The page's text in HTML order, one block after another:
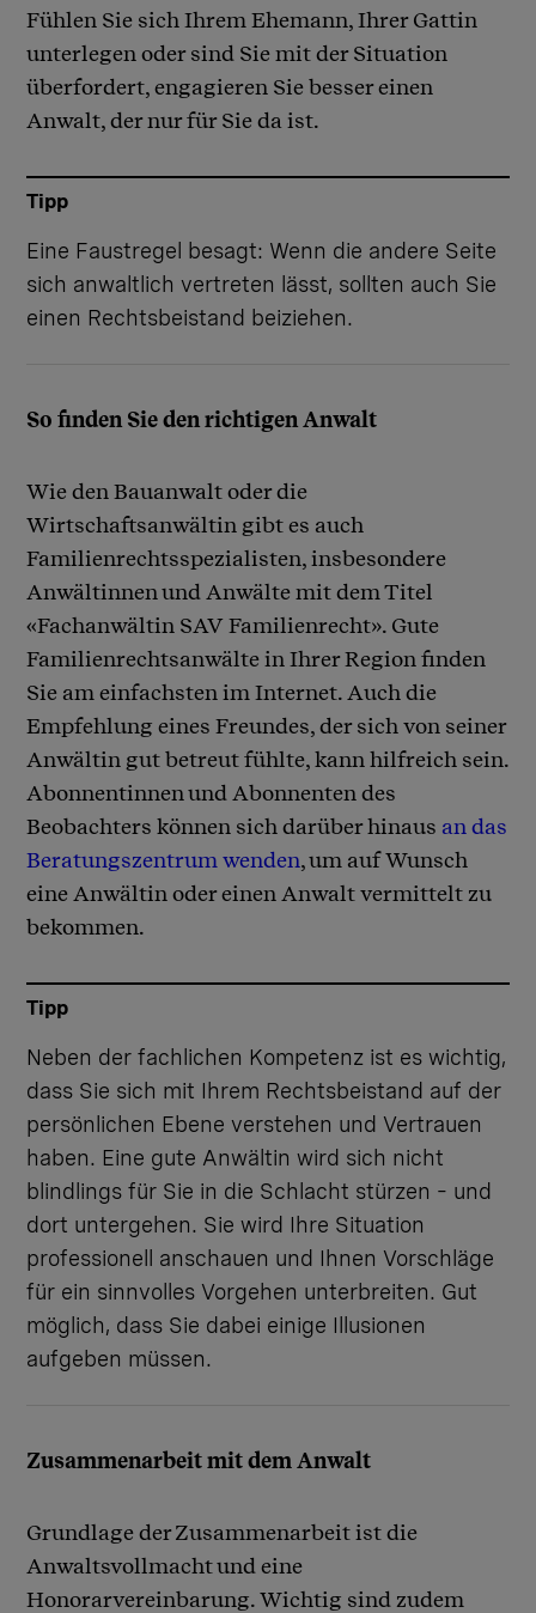
Fühlen Sie sich Ihrem Ehemann, Ihrer Gattin
unterlegen oder sind Sie mit der Situation
überfordert, engagieren Sie besser einen
Anwalt, der nur für Sie da ist.
Tipp
Eine Faustregel besagt: Wenn die andere Seite
sich anwaltlich vertreten lässt, sollten auch Sie
einen Rechtsbeistand beiziehen.
So finden Sie den richtigen Anwalt
Wie den Bauanwalt oder die
Wirtschaftsanwältin gibt es auch
Familienrechtsspezialisten, insbesondere
Anwältinnen und Anwälte mit dem Titel
«Fachanwältin SAV Familienrecht». Gute
Familienrechtsanwälte in Ihrer Region finden
Sie am einfachsten im Internet. Auch die
Empfehlung eines Freundes, der sich von seiner
Anwältin gut betreut fühlte, kann hilfreich sein.
Abonnentinnen und Abonnenten des
Beobachters können sich darüber hinaus an das
Beratungszentrum wenden, um auf Wunsch
eine Anwältin oder einen Anwalt vermittelt zu
bekommen.
Tipp
Neben der fachlichen Kompetenz ist es wichtig,
dass Sie sich mit Ihrem Rechtsbeistand auf der
persönlichen Ebene verstehen und Vertrauen
haben. Eine gute Anwältin wird sich nicht
blindlings für Sie in die Schlacht stürzen – und
dort untergehen. Sie wird Ihre Situation
professionell anschauen und Ihnen Vorschläge
für ein sinnvolles Vorgehen unterbreiten. Gut
möglich, dass Sie dabei einige Illusionen
aufgeben müssen.
Zusammenarbeit mit dem Anwalt
Grundlage der Zusammenarbeit ist die
Anwaltsvollmacht und eine
Honorarvereinbarung. Wichtig sind zudem